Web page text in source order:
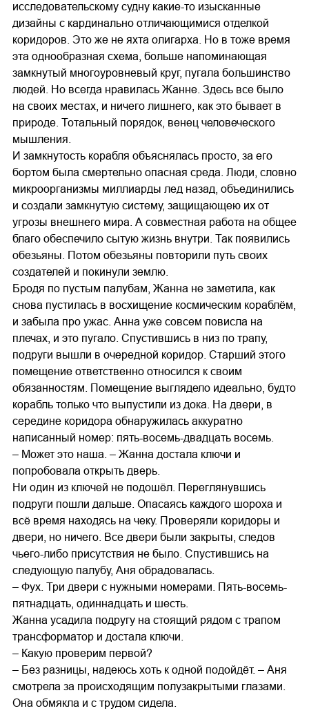
исследовательскому судну какие-то изысканные
дизайны с кардинально отличающимися отделкой
коридоров. Это же не яхта олигарха. Но в тоже время
эта однообразная схема, больше напоминающая
замкнутый многоуровневый круг, пугала большинство
людей. Но всегда нравилась Жанне. Здесь все было
на своих местах, и ничего лишнего, как это бывает в
природе. Тотальный порядок, венец человеческого
мышления.
И замкнутость корабля объяснялась просто, за его
бортом была смертельно опасная среда. Люди, словно
микроорганизмы миллиарды лед назад, объединились
и создали замкнутую систему, защищающею их от
угрозы внешнего мира. А совместная работа на общее
благо обеспечило сытую жизнь внутри. Так появились
обезьяны. Потом обезьяны повторили путь своих
создателей и покинули землю.
Бродя по пустым палубам, Жанна не заметила, как
снова пустилась в восхищение космическим кораблём,
и забыла про ужас. Анна уже совсем повисла на
плечах, и это пугало. Спустившись в низ по трапу,
подруги вышли в очередной коридор. Старший этого
помещение ответственно относился к своим
обязанностям. Помещение выглядело идеально, будто
корабль только что выпустили из дока. На двери, в
середине коридора обнаружилась аккуратно
написанный номер: пять-восемь-двадцать восемь.
– Может это наша. – Жанна достала ключи и
попробовала открыть дверь.
Ни один из ключей не подошёл. Переглянувшись
подруги пошли дальше. Опасаясь каждого шороха и
всё время находясь на чеку. Проверяли коридоры и
двери, но ничего. Все двери были закрыты, следов
чьего-либо присутствия не было. Спустившись на
следующую палубу, Аня обрадовалась.
– Фух. Три двери с нужными номерами. Пять-восемь-
пятнадцать, одиннадцать и шесть.
Жанна усадила подругу на стоящий рядом с трапом
трансформатор и достала ключи.
– Какую проверим первой?
– Без разницы, надеюсь хоть к одной подойдёт. – Аня
смотрела за происходящим полузакрытыми глазами.
Она обмякла и с трудом сидела.